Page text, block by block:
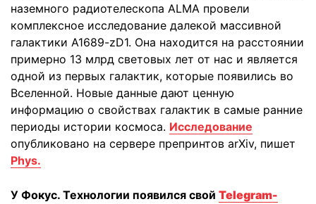
наземного радиотелескопа ALMA провели
комплексное исследование далекой массивной
галактики A1689-zD1. Она находится на расстоянии
примерно 13 млрд световых лет от нас и является
одной из первых галактик, которые появились во
Вселенной. Новые данные дают ценную
информацию о свойствах галактик в самые ранние
периоды истории космоса. Исследование
опубликовано на сервере препринтов arXiv, пишет
Phys.
У Фокус. Технологии появился свой Telegram-